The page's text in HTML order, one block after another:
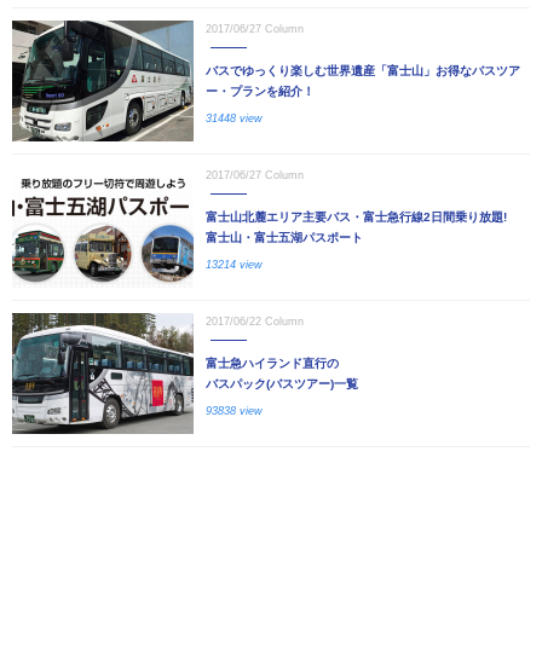
2017/06/27 Column
バスでゆっくり楽しむ世界遺産「富士山」お得なバスツア
ー・プランを紹介！
31448 view
2017/06/27 Column
富士山北麓エリア主要バス・富士急行線2日間乗り放題!
富士山・富士五湖パスポート
13214 view
2017/06/22 Column
富士急ハイランド直行の
バスパック(バスツアー)一覧
93838 view